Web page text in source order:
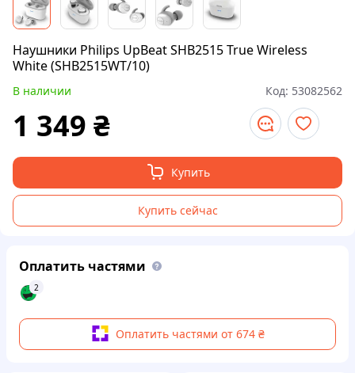
Наушники Philips UpBeat SHB2515 True Wireless
White (SHB2515WT/10)
В наличии Код: 53082562
1 349 ₴
Купить
Купить сейчас
Оплатить частями
2
Оплатить частями от 674 ₴